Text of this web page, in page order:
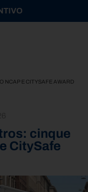
NCAP E CITYSAFE AWARD
cinque
CitySafe